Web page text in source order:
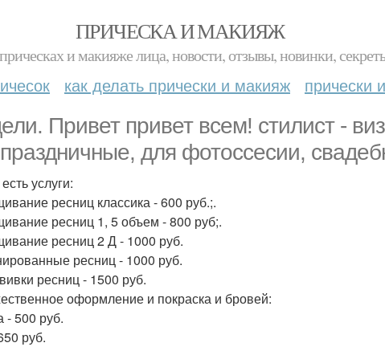
ПРИЧЕСКА И МАКИЯЖ
и макияже лица, новости, отзывы, новинки,
как делать прически и макияж прически
Привет привет всем! стилист -
для фотоссесии,
услуги:
ресниц классика - 600 руб.;.
ресниц 1, 5 объем - 800 руб;.
ресниц 2 Д - 1000 руб.
ресниц - 1000 руб.
ресниц - 1500 руб.
оформление и покраска и бровей:
- 500 руб.
руб.